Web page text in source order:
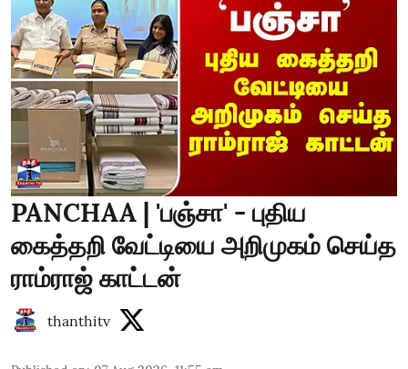
PANCHAA | 'பஞ்சா' - புதிய
கைத்தறி வேட்டியை அறிமுகம் செய்த
ராம்ராஜ் காட்டன்
thanthitv